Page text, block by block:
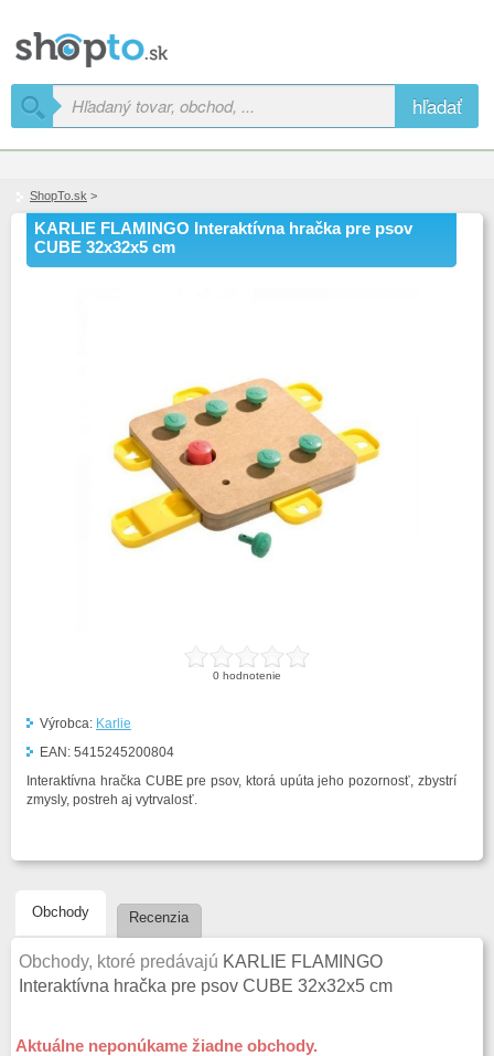
hľadať
ShopTo.sk >
KARLIE FLAMINGO Interaktívna hračka pre psov
CUBE 32x32x5 cm
0 hodnotenie
Výrobca: Karlie
EAN: 5415245200804
Interaktívna hračka CUBE pre psov, ktorá upúta jeho pozornosť, zbystrí
zmysly, postreh aj vytrvalosť.
Obchody Recenzia
Obchody, ktoré predávajú KARLIE FLAMINGO
Interaktívna hračka pre psov CUBE 32x32x5 cm
Aktuálne neponúkame žiadne obchody.